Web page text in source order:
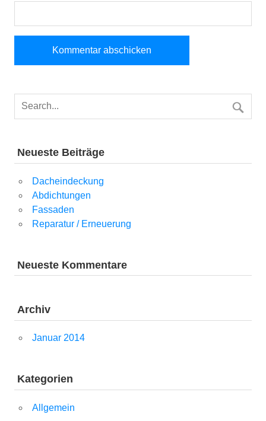
Neueste Beiträge
Dacheindeckung
Abdichtungen
Fassaden
Reparatur / Erneuerung
Neueste Kommentare
Archiv
Januar 2014
Kategorien
Allgemein